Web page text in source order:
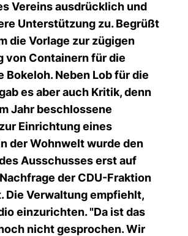
Vereins ausdrücklich und
Unterstützung zu. Begrüßt
die Vorlage zur zügigen
von Containern für die
Bokeloh. Neben Lob für die
es aber auch Kritik, denn
Jahr beschlossene
Einrichtung eines
der Wohnwelt wurde den
Ausschusses erst auf
der CDU-Fraktion
Die Verwaltung empfiehlt,
einzurichten. "Da ist das
nicht gesprochen. Wir